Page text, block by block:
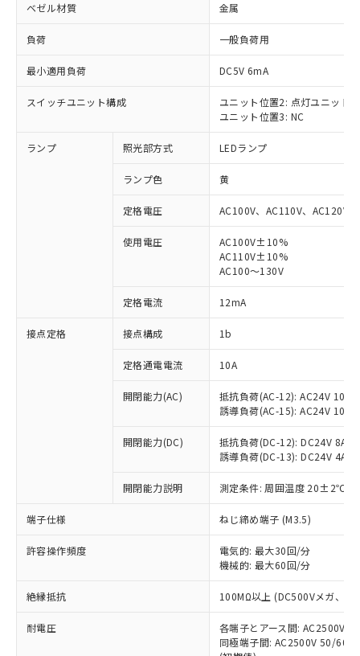
ベゼル材質 金属
負荷 一般負荷用
最小適用負荷 DC5V 6mA
スイッチユニット構成
ユニット位置2: 点灯ユニット
ユニット位置3: NC
ランプ 照光部方式 LEDランプ
ランプ色 黄
定格電圧 AC100V、AC110V、AC120V
使用電圧
AC100V±10%
AC110V±10%
AC100～130V
定格電流 12mA
接点定格 接点構成 1b
定格通電電流 10A
開閉能力(AC)
抵抗負荷(AC-12): AC24V 10A/
誘導負荷(AC-15): AC24V
開閉能力(DC)
抵抗負荷(DC-12): DC24V 8A/
誘導負荷(DC-13): DC24V 4A/
開閉能力説明 測定条件: 周囲温度 20±2℃、
端子仕様 ねじ締め端子 (M3.5)
許容操作頻度
電気的: 最大30回/分
機械的: 最大60回/分
絶縁抵抗 100MΩ以上 (DC500Vメガ、点
耐電圧
各端子とアース間: AC2500V
同極端子間: AC2500V 50/
ご利用条件
以下の条件をお読みいただき、同意のうえ
本サービスは、当社制御機器事業取扱
商品の当社在庫状況および標準価格
(税抜)を提供させていただくもので
当社制御機器事業取扱商品の中には、
ことをご了承ください。
在庫状況および標準価格照会結果は、
記載している更新日時点での社内デー
タに基づき作成されるものであり、閲
覧された時点での実際の在庫および標
準価格とは異なる場合があることをご
対応済み：EU RoHS指令（10物質）の
非含有に対応した製品が提供可能な商品で
す。
対応予定：EU RoHS指令（10物質）の非含
有に対応した製品に切り替える予定のある
対応予定なし：EU RoHS指令（10物質）の
非含有に非対応の商品で、対応品を出す予
調査・確認中：EU RoHS指令（10物質）の
非含有の対応状況を調査中または確認中の
非該当品：ライセンス料など無形物で、有
害物質有無と関係のない商品です。
仕入先様の事情により、非含有部品として
いたものが、含有品と判明した場合などや
むを得ず変更することがあります。
*EU RoHS指令（10物質）：
鉛(Pb) 1000ppm以下、 水銀(Hg) 1000ppm以下、 カド
六価クロム(Cr(Ⅵ)) 1000ppm以下、ポリ臭化ビフェニル
類(PBB) 1000ppm以下、ポリ臭化ジフェニルエーテル類
「○」：最大均質材料含有率が中国RoHSの
基準値以下であることを示します。
「×」：最大均質材料含有率が中国RoHSの
基準値を超えていることを示します。
「－」：未確認です。当社販売部門へお問
*中国RoHS10物質の基準値 (GB/T26572)：
Pb(鉛) :1000ppm、 Hg(水銀) : 1000ppm、 Cd(カドミウ
Cr(Ⅵ)(六価クロム) : 1000ppm、 PBBs(ポリ臭化ビフェ
当社は、これら貴社製品のうち、外国
為替および外国貿易法に定める商品
または国外への提供する場合は、日本
国政府の輸出許可(または役務取引許
可)を取得するなどの必要な手続きを